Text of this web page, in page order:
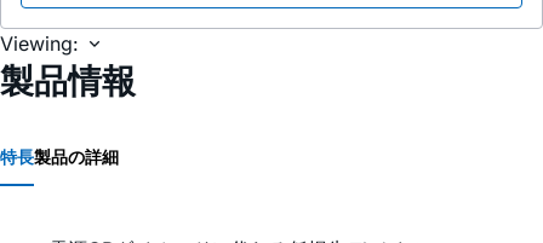
Viewing:
製品情報
特長製品の詳細